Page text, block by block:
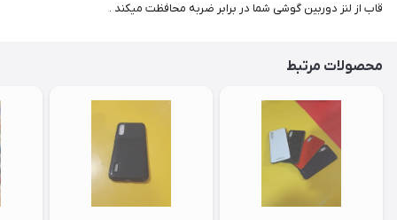
قاب از لنز دوربین گوشی شما در برابر ضربه محافظت میکند .
محصولات مرتبط